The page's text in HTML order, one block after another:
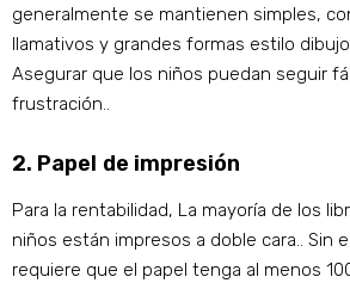
generalmente se mantienen simples,
llamativos y grandes formas estilo
Asegurar que los niños puedan seguir
frustración..
2. Papel de impresión
Para la rentabilidad, La mayoría de los
niños están impresos a doble cara.. Sin
requiere que el papel tenga al menos